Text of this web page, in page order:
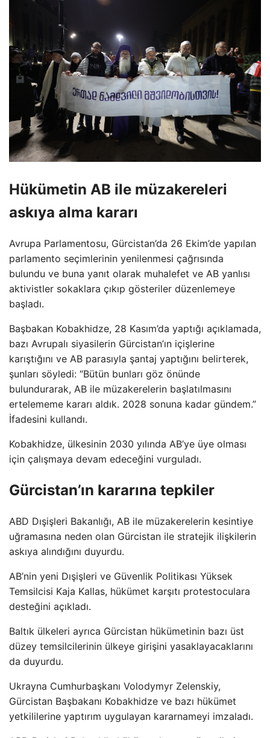
Hükümetin AB ile müzakereleri
askıya alma kararı
Avrupa Parlamentosu, Gürcistan’da 26 Ekim’de yapılan
parlamento seçimlerinin yenilenmesi çağrısında
bulundu ve buna yanıt olarak muhalefet ve AB yanlısı
aktivistler sokaklara çıkıp gösteriler düzenlemeye
başladı.
Başbakan Kobakhidze, 28 Kasım’da yaptığı açıklamada,
bazı Avrupalı ​​siyasilerin Gürcistan’ın içişlerine
karıştığını ve AB parasıyla şantaj yaptığını belirterek,
şunları söyledi: “Bütün bunları göz önünde
bulundurarak, AB ile müzakerelerin başlatılmasını
ertelememe kararı aldık. 2028 sonuna kadar gündem.”
İfadesini kullandı.
Kobakhidze, ülkesinin 2030 yılında AB’ye üye olması
için çalışmaya devam edeceğini vurguladı.
Gürcistan’ın kararına tepkiler
ABD Dışişleri Bakanlığı, AB ile müzakerelerin kesintiye
uğramasına neden olan Gürcistan ile stratejik ilişkilerin
askıya alındığını duyurdu.
AB’nin yeni Dışişleri ve Güvenlik Politikası Yüksek
Temsilcisi Kaja Kallas, hükümet karşıtı protestoculara
desteğini açıkladı.
Baltık ülkeleri ayrıca Gürcistan hükümetinin bazı üst
düzey temsilcilerinin ülkeye girişini yasaklayacaklarını
da duyurdu.
Ukrayna Cumhurbaşkanı Volodymyr Zelenskiy,
Gürcistan Başbakanı Kobakhidze ve bazı hükümet
yetkililerine yaptırım uygulayan kararnameyi imzaladı.